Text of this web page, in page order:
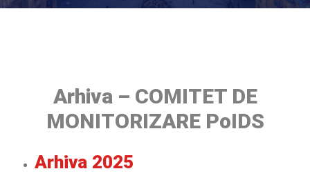
Arhiva – COMITET DE
MONITORIZARE PoIDS
Arhiva 2025